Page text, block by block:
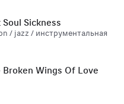
Sickness
/ jazz / инструментальная
Wings Of Love